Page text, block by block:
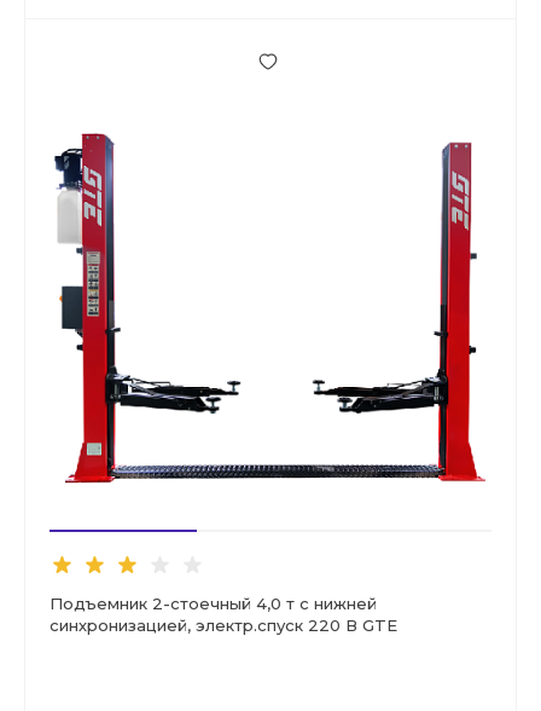
Подъемник 2-стоечный 4,0 т с нижней
синхронизацией, электр.спуск 220 В GTE